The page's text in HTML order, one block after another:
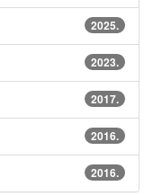
2025.
2023.
2017.
2016.
2016.